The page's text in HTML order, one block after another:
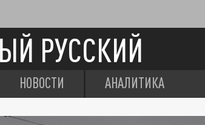
РУССКИЙ
НОВОСТИ АНАЛИТИКА